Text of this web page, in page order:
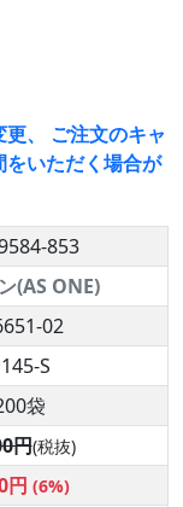
、 ご注文のキャ
をいただく場合が
853
(AS ONE)
02
S
袋
円(税抜)
円 (6%)